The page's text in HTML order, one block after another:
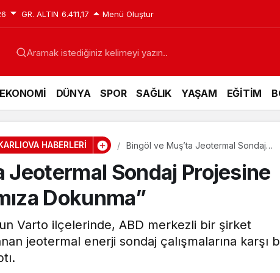
GR. ALTIN 6.411,17 Menü Oluştur
Aramak istediğiniz kelimeyi yazın..
EKONOMİ DÜNYA SPOR SAĞLIK YAŞAM EĞİTİM
HABERLERİ
Bingöl ve Muş’ta Jeotermal Sondaj
Jeotermal Sondaj Projesine
Dokunma”
Varto ilçelerinde, ABD merkezli bir şirket
jeotermal enerji sondaj çalışmalarına karşı